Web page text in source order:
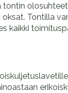
Tontilla
kaikki